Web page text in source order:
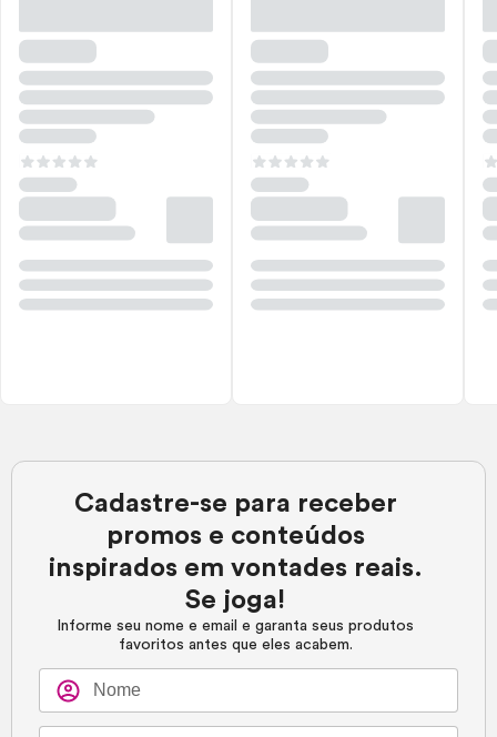
Cadastre-se para receber
promos e conteúdos
inspirados em vontades reais.
Se joga!
Informe seu nome e email e garanta seus produtos
favoritos antes que eles acabem.